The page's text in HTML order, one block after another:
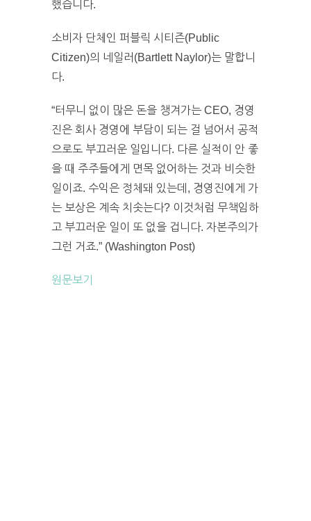
했습니다.
소비자 단체인 퍼블릭 시티즌(Public
Citizen)의 네일러(Bartlett Naylor)는 말합니
다.
“터무니 없이 많은 돈을 챙겨가는 CEO, 경영
진은 회사 경영에 부담이 되는 걸 넘어서 공적
으로도 부끄러운 일입니다. 다른 실적이 안 좋
을 때 주주들에게 면목 없어하는 것과 비슷한
일이죠. 수익은 정체돼 있는데, 경영진에게 가
는 보상은 계속 치솟는다? 이것처럼 무책임하
고 부끄러운 일이 또 없을 겁니다. 자본주의가
그런 거죠.” (Washington Post)
원문보기